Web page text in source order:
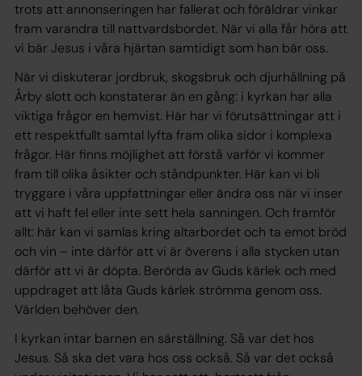
trots att annonseringen har fallerat och föräldrar vinkar
fram varandra till nattvardsbordet. När vi alla får höra att
vi bär Jesus i våra hjärtan samtidigt som han bär oss.
När vi diskuterar jordbruk, skogsbruk och djurhållning på
Årby slott och konstaterar än en gång: i kyrkan har alla
viktiga frågor en hemvist. Här har vi förutsättningar att i
ett respektfullt samtal lyfta fram olika sidor i komplexa
frågor. Här finns möjlighet att förstå varför vi kommer
fram till olika åsikter och ståndpunkter. Här kan vi bli
tryggare i våra uppfattningar eller ändra oss när vi inser
att vi haft fel eller inte sett hela sanningen. Och framför
allt: här kan vi samlas kring altarbordet och ta emot bröd
och vin – inte därför att vi är överens i alla stycken utan
därför att vi är döpta. Berörda av Guds kärlek och med
uppdraget att låta Guds kärlek strömma genom oss.
Världen behöver den.
I kyrkan intar barnen en särställning. Så var det hos
Jesus. Så ska det vara hos oss också. Så var det också